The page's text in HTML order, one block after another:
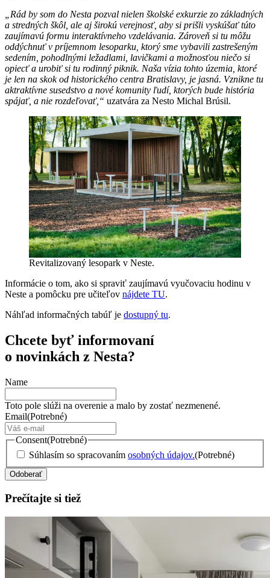
„Rád by som do Nesta pozval nielen školské exkurzie zo základných
a stredných škôl, ale aj širokú verejnosť, aby si prišli vyskúšať túto
zaujímavú formu interaktívneho vzdelávania. Zároveň si tu môžu
oddýchnuť v príjemnom lesoparku, ktorý sme vybavili zastrešeným
sedením, pohodlnými ležadlami, lavičkami a možnosťou niečo si
opiecť a urobiť si tu rodinný piknik. Naša vízia tohto územia, ktoré
je len na skok od historického centra Bratislavy, je jasná. Vznikne tu
aktraktívne susedstvo a nové komunity ľudí, ktorých bude história
spájať, a nie rozdeľovať,“ uzatvára za Nesto Michal Brúsil.
Revitalizovaný lesopark v Neste.
Informácie o tom, ako si spraviť zaujímavú vyučovaciu hodinu v
Neste a pomôcku pre učiteľov nájdete TU.
Náhľad informačných tabúľ je dostupný tu.
Chcete byť informovaní
o novinkách z Nesta?
Name
Toto pole slúži na overenie a malo by zostať nezmenené.
Email(Potrebné)
Consent(Potrebné)
Súhlasím so spracovaním osobných údajov.(Potrebné)
Prečítajte si tiež